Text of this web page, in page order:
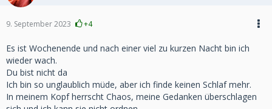
9. September 2023 +4
Es ist Wochenende und nach einer viel zu kurzen Nacht bin ich
wieder wach.
Du bist nicht da
Ich bin so unglaublich müde, aber ich finde keinen Schlaf mehr.
In meinem Kopf herrscht Chaos, meine Gedanken überschlagen